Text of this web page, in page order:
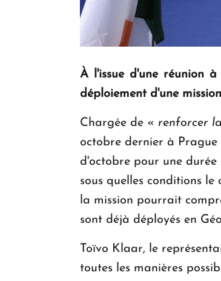
À l'issue d'une réunion à
déploiement d'une
Chargée de « renforcer
octobre dernier à
d'octobre pour une
sous quelles conditions
la mission pourrait
sont déjà déployés en
Toïvo Klaar, le
toutes les manières